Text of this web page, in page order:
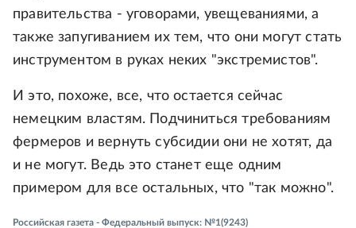
правительства - уговорами, увещеваниями, а
также запугиванием их тем, что они могут стать
инструментом в руках неких "экстремистов".
И это, похоже, все, что остается сейчас
немецким властям. Подчиниться требованиям
фермеров и вернуть субсидии они не хотят, да
и не могут. Ведь это станет еще одним
примером для все остальных, что "так можно".
Российская газета - Федеральный выпуск: №1(9243)